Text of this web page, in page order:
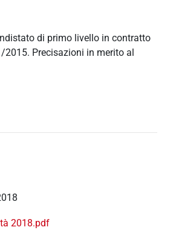
di primo livello in contratto
Precisazioni in merito al
2018.pdf